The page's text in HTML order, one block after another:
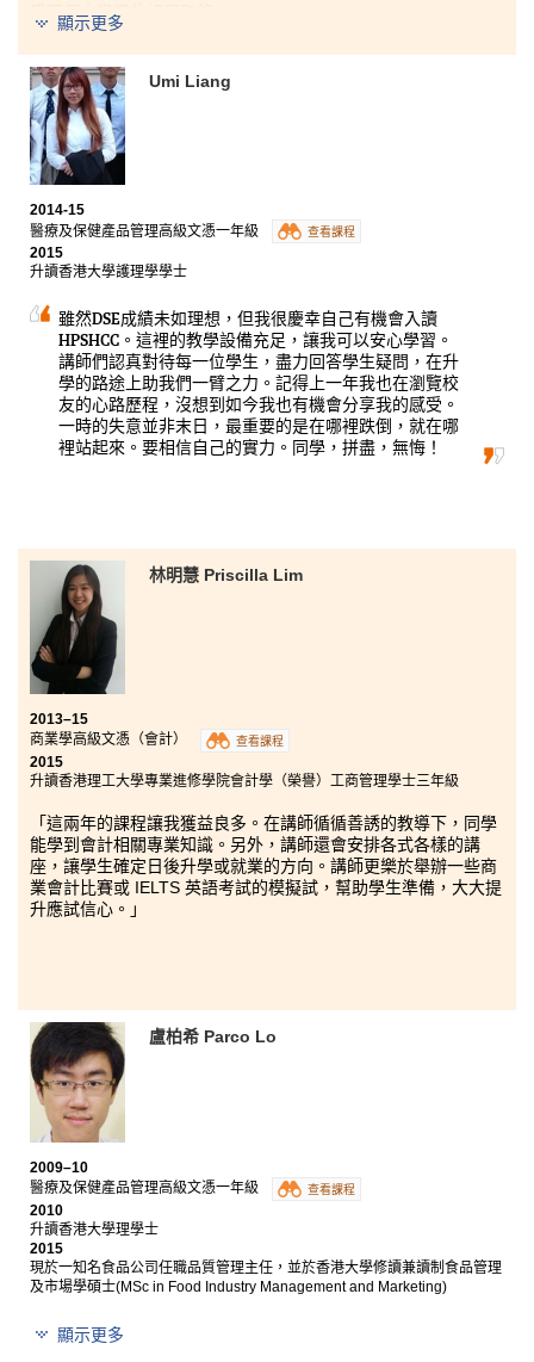
獲兩個大學學位課程取錄：
香港浸會大學兩年制人力資源管理學商學士（榮譽）
香港公開大學環球商業及市場學榮譽工商管理學士三年級
修讀管理及心理學課程，令我更加了解自己的興趣，確
定未來的學習方向。課程包含社會學及心理學知識，讓
我能夠從不同的角度，解決遇到的問題。除了增長了知
識之外，我亦在書院中建立了良好的人際關係，變得更
加主動，樂觀面對人生。
顯示更多
Umi Liang
2014-15
醫療及保健產品管理高級文憑一年級
查看課程
2015
升讀香港大學護理學學士
雖然DSE成績未如理想，但我很慶幸自己有機會入讀
HPSHCC。這裡的教學設備充足，讓我可以安心學習。
講師們認真對待每一位學生，盡力回答學生疑問，在升
學的路途上助我們一臂之力。記得上一年我也在瀏覽校
友的心路歷程，沒想到如今我也有機會分享我的感受。
一時的失意並非末日，最重要的是在哪裡跌倒，就在哪
裡站起來。要相信自己的實力。同學，拼盡，無悔！
林明慧 Priscilla Lim
2013–15
商業學高級文憑（會計）
查看課程
2015
升讀香港理工大學專業進修學院會計學（榮譽）工商管理學士三年級
「這兩年的課程讓我獲益良多。在講師循循善誘的教導下，同學
能學到會計相關專業知識。另外，講師還會安排各式各樣的講
座，讓學生確定日後升學或就業的方向。講師更樂於舉辦一些商
業會計比賽或 IELTS 英語考試的模擬試， 幫助學生準備，大大提
升應試信心。」
盧柏希 Parco Lo
2009–10
醫療及保健產品管理高級文憑一年級
查看課程
2010
升讀香港大學理學士
2015
現於一知名食品公司任職品質管理主任，並於香港大學修讀兼讀制食品管理
及市場學碩士(MSc in Food Industry Management and Marketing)
雖然高考成績未如理想，但仍須面對現實，找尋自己的
顯示更多